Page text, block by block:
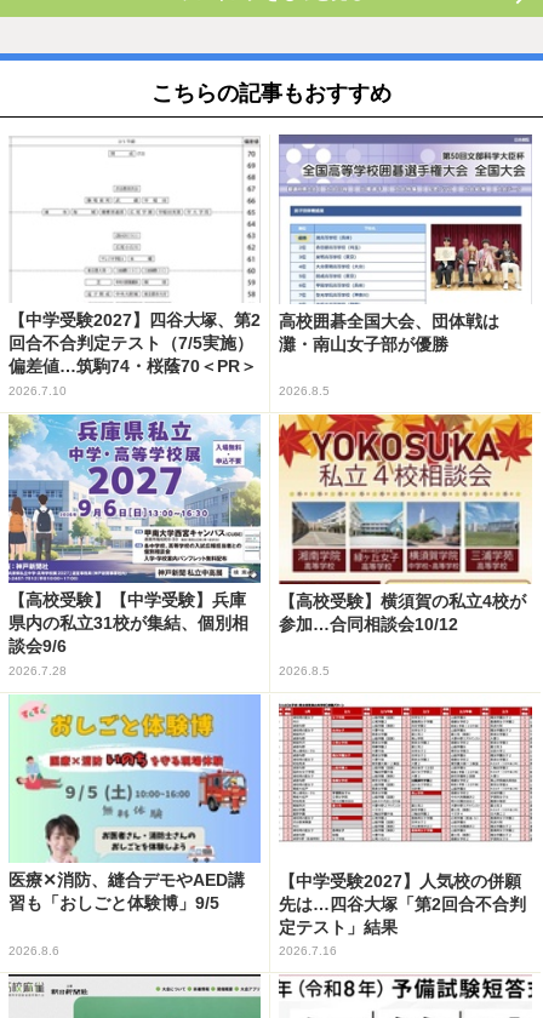
こちらの記事もおすすめ
【中学受験2027】四谷大塚、第2
回合不合判定テスト（7/5実施）
偏差値…筑駒74・桜蔭70＜PR＞
2026.7.10
高校囲碁全国大会、団体戦は
灘・南山女子部が優勝
2026.8.5
【高校受験】【中学受験】兵庫
県内の私立31校が集結、個別相
談会9/6
2026.7.28
【高校受験】横須賀の私立4校が
参加…合同相談会10/12
2026.8.5
医療✕消防、縫合デモやAED講
習も「おしごと体験博」9/5
2026.8.6
【中学受験2027】人気校の併願
先は…四谷大塚「第2回合不合判
定テスト」結果
2026.7.16